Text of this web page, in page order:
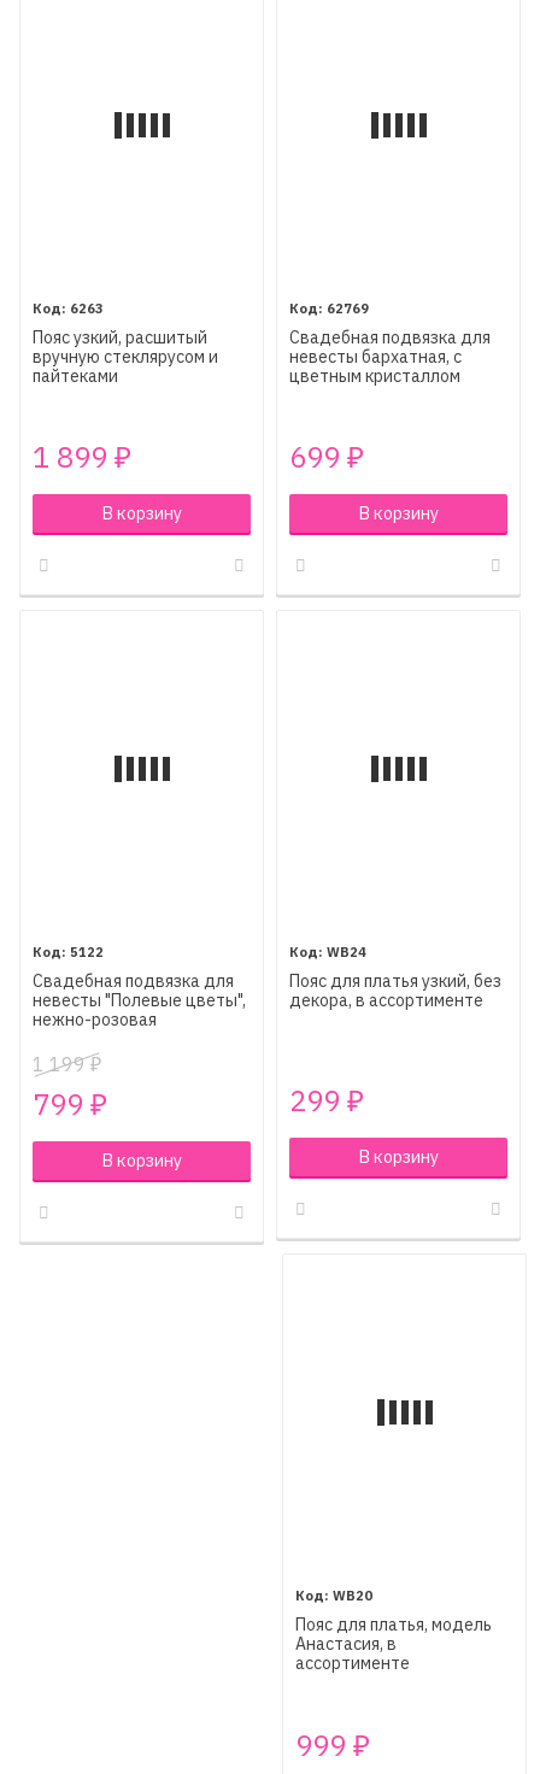
6263
Пояс узкий, расшитый
вручную стеклярусом и
пайтеками
1 899 ₽
В корзину
62769
Свадебная подвязка для
невесты бархатная, с
цветным кристаллом
699 ₽
В корзину
5122
Свадебная подвязка для
невесты "Полевые цветы",
нежно-розовая
1 199₽
799 ₽
В корзину
WB24
Пояс для платья узкий, без
декора, в ассортименте
299 ₽
В корзину
WB20
Пояс для платья, модель
Анастасия, в
ассортименте
999 ₽